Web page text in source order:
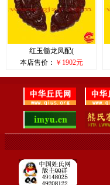
红玉髓龙凤配(
本店售价： ￥1902元